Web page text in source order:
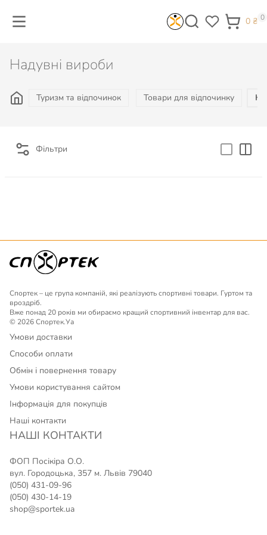
0 ₴ 0
Надувні вироби
Туризм та відпочинок Товари для відпочинку
Фільтри
Спортек – це група компаній, які реалізують спортивні товари. Гуртом та
вроздріб.
Вже понад 20 років ми обираємо кращий спортивний інвентар для вас.
© 2026 Спортек.Уа
Умови доставки
Способи оплати
Обмін і повернення товару
Умови користування сайтом
Інформація для покупців
Наші контакти
НАШІ КОНТАКТИ
ФОП Посікіра О.О.
вул. Городоцька, 357 м. Львів 79040
(050) 431-09-96
(050) 430-14-19
shop@sportek.ua